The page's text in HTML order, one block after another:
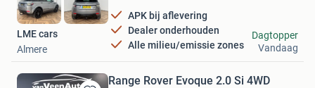
APK bij aflevering
Dealer onderhouden
Alle milieu/emissie zones
LME cars
Almere
Dagtopper
Vandaag
Range Rover Evoque 2.0 Si 4WD